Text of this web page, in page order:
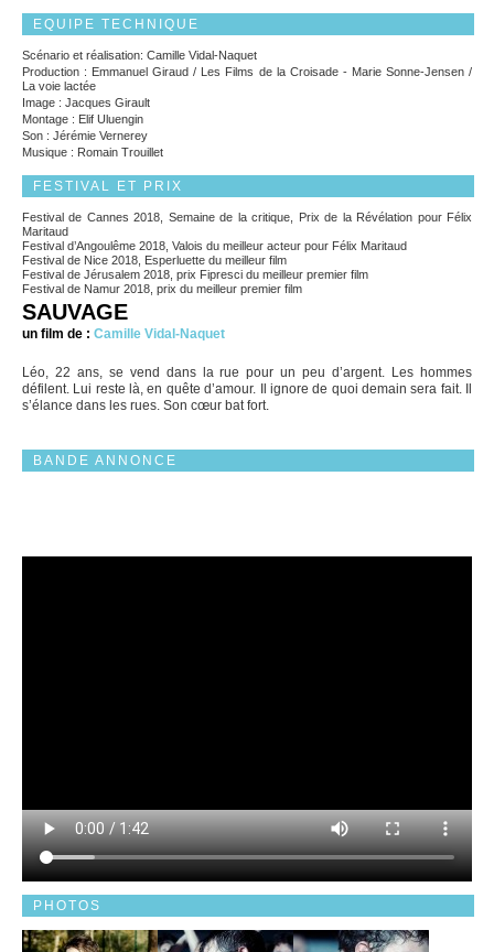
EQUIPE TECHNIQUE
Scénario et réalisation: Camille Vidal-Naquet
Production : Emmanuel Giraud / Les Films de la Croisade - Marie Sonne-Jensen /
La voie lactée
Image : Jacques Girault
Montage : Elif Uluengin
Son : Jérémie Vernerey
Musique : Romain Trouillet
FESTIVAL ET PRIX
Festival de Cannes 2018, Semaine de la critique, Prix de la Révélation pour Félix
Maritaud
Festival d’Angoulême 2018, Valois du meilleur acteur pour Félix Maritaud
Festival de Nice 2018, Esperluette du meilleur film
Festival de Jérusalem 2018, prix Fipresci du meilleur premier film
Festival de Namur 2018, prix du meilleur premier film
SAUVAGE
un film de : Camille Vidal-Naquet
Léo, 22 ans, se vend dans la rue pour un peu d’argent. Les hommes
défilent. Lui reste là, en quête d’amour. Il ignore de quoi demain sera fait. Il
s’élance dans les rues. Son cœur bat fort.
BANDE ANNONCE
PHOTOS